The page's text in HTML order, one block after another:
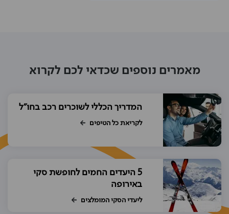
מאמרים נוספים שכדאי לכם לקרוא
המדריך הכללי לשוכרים רכב בחו"ל
לקריאת כל הטיפים
5 היעדים החמים לחופשת סקי
באירופה
ליעדי הסקי המומלצים